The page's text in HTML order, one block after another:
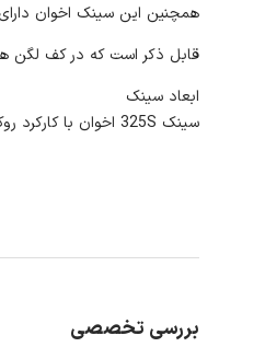
همچنین این سینک اخوان
قابل ذکر است که در کف لگن
ابعاد سینک
سینک 325S اخوان با کارکرد روکار در اندازه طول 120 سانت و عرض 60 سانتی متر می باشد.
بررسی تخصصی